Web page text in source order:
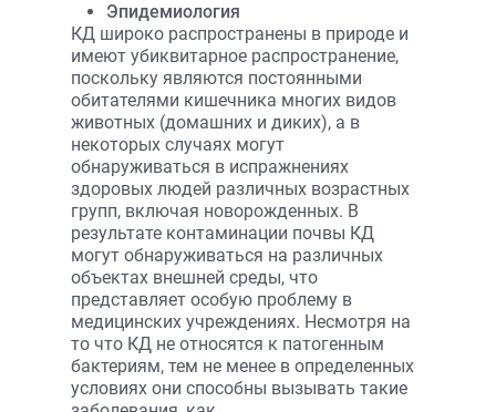
Эпидемиология
КД широко распространены в природе и
имеют убиквитарное распространение,
поскольку являются постоянными
обитателями кишечника многих видов
животных (домашних и диких), а в
некоторых случаях могут
обнаруживаться в испражнениях
здоровых людей различных возрастных
групп, включая новорожденных. В
результате контаминации почвы КД
могут обнаруживаться на различных
объектах внешней среды, что
представляет особую проблему в
медицинских учреждениях. Несмотря на
то что КД не относятся к патогенным
бактериям, тем не менее в определенных
условиях они способны вызывать такие